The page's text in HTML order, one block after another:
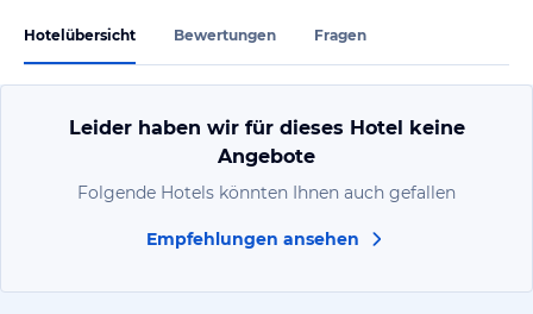
Hotelübersicht Bewertungen Fragen
Leider haben wir für dieses Hotel keine
Angebote
Folgende Hotels könnten Ihnen auch gefallen
Empfehlungen ansehen